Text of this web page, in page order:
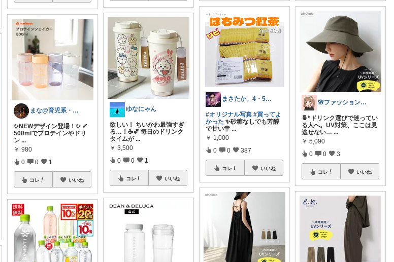
まな@育児系・産後ダイエットと美容
✨NEWデザイン登場！✨ ✔
500mlでプロテインやドリ
ン ...
￥ 980
0 0 1
コレ いいね
ゆなにゃん
欲しい！ ちいかわ最強すぎ
る…！☕️💕 毎日のドリンク
タイムが ...
￥ 3,500
0 0 1
コレ いいね
まさたか。4・5日の経由購入感謝🙏
#オリジナル写真 #買ってよ
かった ✨砂糖なしでも芳醇
で甘い幸 ...
￥ 1,000
0 0 387
コレ いいね
🌸ファッションハナコの可愛さラボ🌸
🍵“ドリンク選びで迷ってい
る人へ。UV対策、ここは見
逃せない… ...
￥ 5,090
0 0 3
コレ いいね